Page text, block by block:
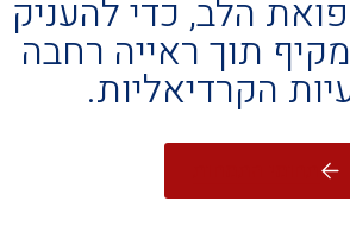
הלב, כדי להעניק
תוך ראייה רחבה
הקרדיאליות.